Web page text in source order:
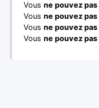
Vous ne pouvez pas
Vous ne pouvez pas
Vous ne pouvez pas
Vous ne pouvez pas